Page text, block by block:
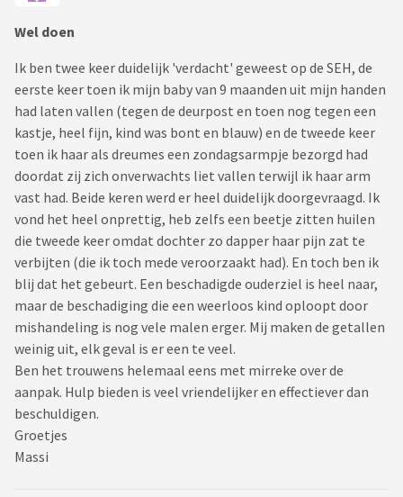
Wel doen
Ik ben twee keer duidelijk 'verdacht' geweest op de SEH, de
eerste keer toen ik mijn baby van 9 maanden uit mijn handen
had laten vallen (tegen de deurpost en toen nog tegen een
kastje, heel fijn, kind was bont en blauw) en de tweede keer
toen ik haar als dreumes een zondagsarmpje bezorgd had
doordat zij zich onverwachts liet vallen terwijl ik haar arm
vast had. Beide keren werd er heel duidelijk doorgevraagd. Ik
vond het heel onprettig, heb zelfs een beetje zitten huilen
die tweede keer omdat dochter zo dapper haar pijn zat te
verbijten (die ik toch mede veroorzaakt had). En toch ben ik
blij dat het gebeurt. Een beschadigde ouderziel is heel naar,
maar de beschadiging die een weerloos kind oploopt door
mishandeling is nog vele malen erger. Mij maken de getallen
weinig uit, elk geval is er een te veel.
Ben het trouwens helemaal eens met mirreke over de
aanpak. Hulp bieden is veel vriendelijker en effectiever dan
beschuldigen.
Groetjes
Massi